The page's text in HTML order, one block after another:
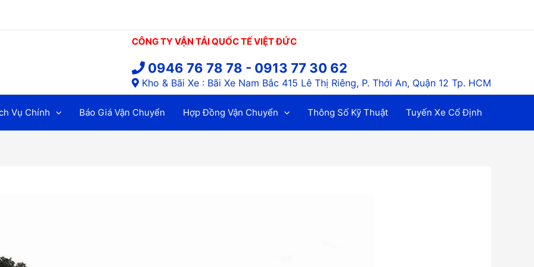
CÔNG TY VẬN TẢI QUỐC TẾ VIỆT ĐỨC
0946 76 78 78 - 0913 77 30 62
Kho & Bãi Xe : Bãi Xe Nam Bắc 415 Lê Thị Riêng, P. Thới An, Quận 12 Tp. HCM
Vụ Chính Báo Giá Vận Chuyển Hợp Đồng Vận Chuyển Thông Số Kỹ Thuật Tuyến Xe Cố Định